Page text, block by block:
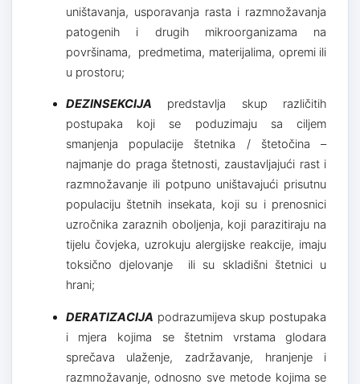
uništavanja, usporavanja rasta i razmnožavanja
patogenih i drugih mikroorganizama na
površinama, predmetima, materijalima, opremi ili
u prostoru;
DEZINSEKCIJA predstavlja skup različitih
postupaka koji se poduzimaju sa ciljem
smanjenja populacije štetnika / štetočina –
najmanje do praga štetnosti, zaustavljajući rast i
razmnožavanje ili potpuno uništavajući prisutnu
populaciju štetnih insekata, koji su i prenosnici
uzročnika zaraznih oboljenja, koji parazitiraju na
tijelu čovjeka, uzrokuju alergijske reakcije, imaju
toksično djelovanje ili su skladišni štetnici u
hrani;
DERATIZACIJA podrazumijeva skup postupaka
i mjera kojima se štetnim vrstama glodara
sprečava ulaženje, zadržavanje, hranjenje i
razmnožavanje, odnosno sve metode kojima se